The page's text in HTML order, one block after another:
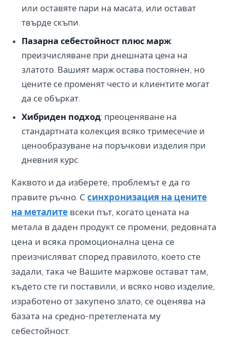
или оставяте пари на масата, или остават
твърде скъпи.
Пазарна себестойност плюс марж:
преизчисляване при днешната цена на
златото. Вашият марж остава постоянен, но
цените се променят често и клиентите могат
да се объркат.
Хибриден подход: преоценяване на
стандартната колекция всяко тримесечие и
ценообразуване на поръчкови изделия при
дневния курс.
Каквото и да изберете, проблемът е да го
правите ръчно. Ссинхронизация на цените
на металите всеки път, когато цената на
метала в даден продукт се промени, редовната
цена и всяка промоционална цена се
преизчисляват според правилото, което сте
задали, така че Вашите маржове остават там,
където сте ги поставили, и всяко ново изделие,
изработено от закупено злато, се оценява на
базата на средно-претеглената му
себестойност.